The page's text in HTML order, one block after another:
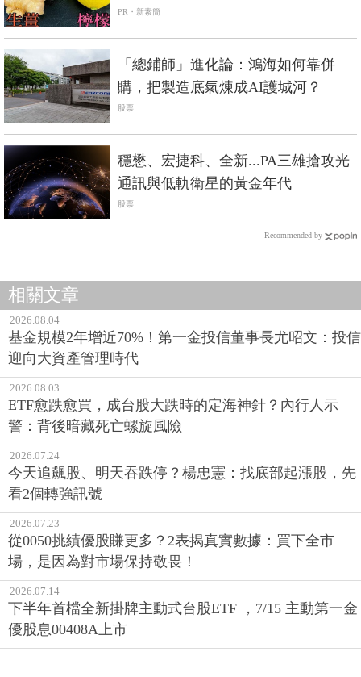
PR・新素簡
「總鋪師」進化論：鴻海如何靠併
購，把製造底氣煉成AI護城河？
股票
穩懋、宏捷科、全新...PA三雄搶攻光
通訊與低軌衛星的黃金年代
股票
Recommended by
相關文章
2026.08.04
基金規模2年增近70%！第一金投信董事長尤昭文：投信
迎向大資產管理時代
2026.08.03
ETF愈跌愈買，成台股大跌時的定海神針？內行人示
警：背後暗藏死亡螺旋風險
2026.07.24
今天追飆股、明天吞跌停？楊忠憲：找底部起漲股，先
看2個轉強訊號
2026.07.23
從0050挑績優股賺更多？2表揭真實數據：買下全市
場，是因為對市場保持敬畏！
2026.07.14
下半年首檔全新掛牌主動式台股ETF ，7/15 主動第一金
優股息00408A上市